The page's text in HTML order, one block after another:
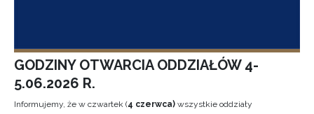
GODZINY OTWARCIA ODDZIAŁÓW 4-
5.06.2026 R.
Informujemy, że w czwartek (4 czerwca) wszystkie oddziały